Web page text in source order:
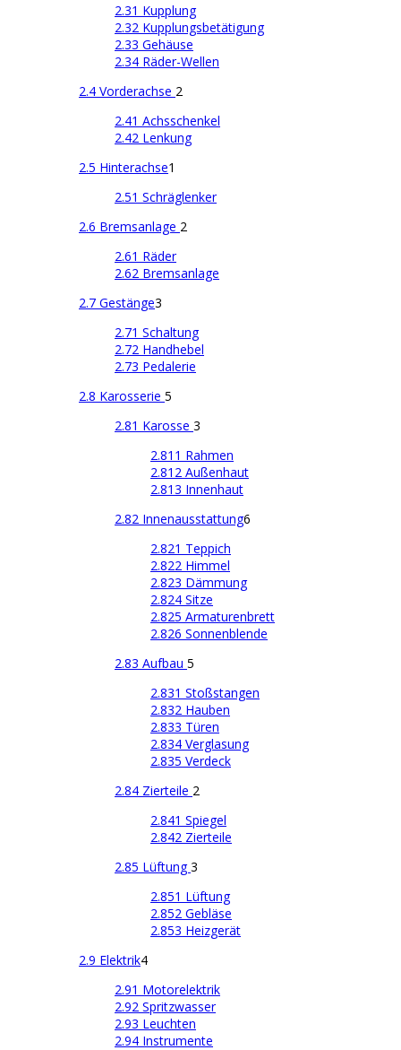
2.31 Kupplung
2.32 Kupplungsbetätigung
2.33 Gehäuse
2.34 Räder-Wellen
2.4 Vorderachse 2
2.41 Achsschenkel
2.42 Lenkung
2.5 Hinterachse1
2.51 Schräglenker
2.6 Bremsanlage 2
2.61 Räder
2.62 Bremsanlage
2.7 Gestänge3
2.71 Schaltung
2.72 Handhebel
2.73 Pedalerie
2.8 Karosserie 5
2.81 Karosse 3
2.811 Rahmen
2.812 Außenhaut
2.813 Innenhaut
2.82 Innenausstattung6
2.821 Teppich
2.822 Himmel
2.823 Dämmung
2.824 Sitze
2.825 Armaturenbrett
2.826 Sonnenblende
2.83 Aufbau 5
2.831 Stoßstangen
2.832 Hauben
2.833 Türen
2.834 Verglasung
2.835 Verdeck
2.84 Zierteile 2
2.841 Spiegel
2.842 Zierteile
2.85 Lüftung3
2.851 Lüftung
2.852 Gebläse
2.853 Heizgerät
2.9 Elektrik4
2.91 Motorelektrik
2.92 Spritzwasser
2.93 Leuchten
2.94 Instrumente